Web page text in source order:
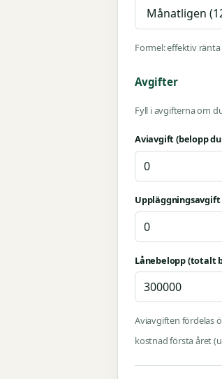
Formel: effektiv
Avgifter
Fyll i avgifterna om
Aviavgift (belopp
Lånebelopp (totalt
Aviavgiften fördelas
kostnad första året